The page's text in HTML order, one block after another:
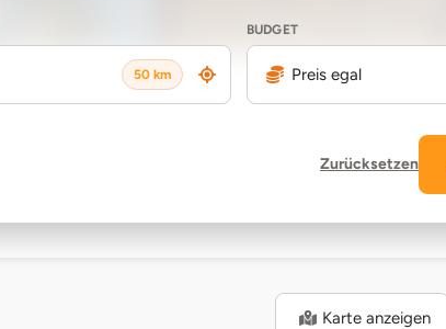
50 km
BUDGET
Preis egal
Zurücksetzen
Karte anzeigen